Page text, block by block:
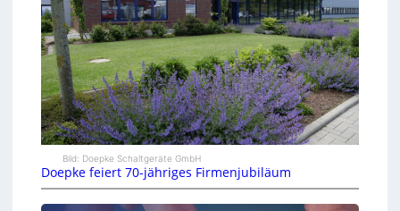
Bild: Doepke Schaltgeräte GmbH
Doepke feiert 70-jähriges Firmenjubiläum